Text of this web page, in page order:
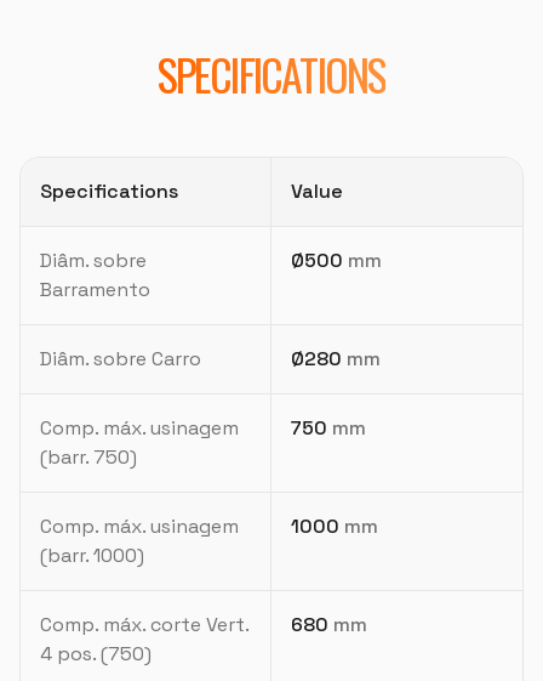
SPECIFICATIONS
Specifications Value
Diâm. sobre
Barramento
Ø500 mm
Diâm. sobre Carro Ø280 mm
Comp. máx. usinagem
(barr. 750)
750 mm
Comp. máx. usinagem
(barr. 1000)
1000 mm
Comp. máx. corte Vert.
4 pos. (750)
680 mm